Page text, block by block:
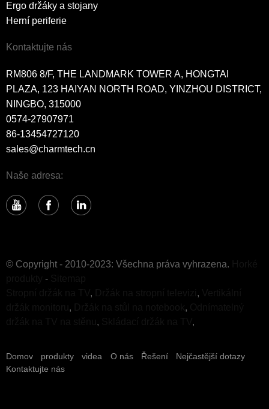
Ergo držáky a stojany
Herní periferie
Kontaktujte nás
RM806 8/F, THE LANDMARK TOWER A, HONGTAI
PLAZA, 123 HAIYAN NORTH ROAD, YINZHOU DISTRICT,
NINGBO, 315000
0574-27907971
86-13454727120
sales@charmtech.cn
Naše adresa:
© Copyright - 2010-2023: Všechna práva vyhrazena.
-
, ,
, ,
, ,
Domov produkty videa O nás Řešení
Nejčastější dotazy
Kontaktujte nás